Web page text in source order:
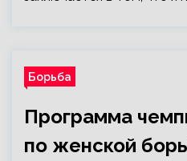
Борьба
Программа
по женской